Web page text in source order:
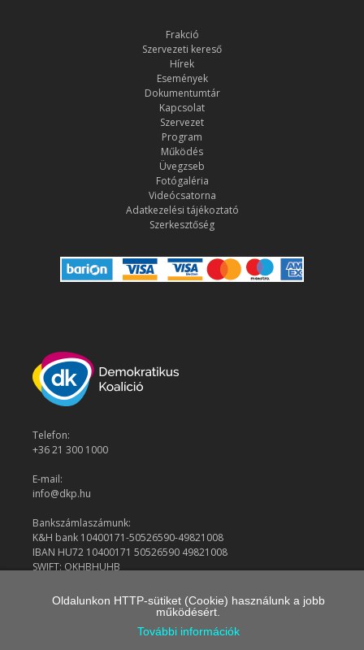
Frakció
Szervezeti kereső
Hírek
Események
Dokumentumtár
Kapcsolat
Szervezet
Program
Működés
Üvegzseb
Fotógaléria
Videócsatorna
Adatkezelési tájékoztató
Szerkesztőség
Telefon:
+36 21 300 1000
E-mail:
info@dkp.hu
Bankszámlaszámunk:
K&H bank 10400171-50526590-49821008
IBAN HU72 10400171 50526590 49821008
SWIFT: OKHBHUHB
© 2026 Demokratikus Koalíció
Oldalunkon HTTP-sütiket (Cookie) használunk a jobb
működésért.
További információk